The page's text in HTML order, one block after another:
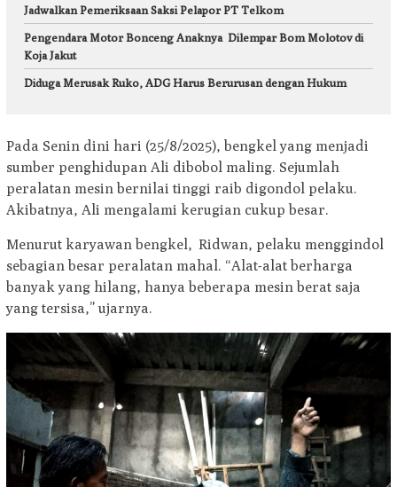
Jadwalkan Pemeriksaan Saksi Pelapor PT Telkom
Pengendara Motor Bonceng Anaknya Dilempar Bom Molotov di
Koja Jakut
Diduga Merusak Ruko, ADG Harus Berurusan dengan Hukum
Pada Senin dini hari (25/8/2025), bengkel yang menjadi
sumber penghidupan Ali dibobol maling. Sejumlah
peralatan mesin bernilai tinggi raib digondol pelaku.
Akibatnya, Ali mengalami kerugian cukup besar.
Menurut karyawan bengkel, Ridwan, pelaku menggindol
sebagian besar peralatan mahal. “Alat-alat berharga
banyak yang hilang, hanya beberapa mesin berat saja
yang tersisa,” ujarnya.